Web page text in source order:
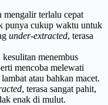
mengalir terlalu cepat
punya cukup waktu untuk
under-extracted, terasa
menembus
mencoba melewati
atau bahkan macet.
, terasa sangat pahit,
enak di mulut.